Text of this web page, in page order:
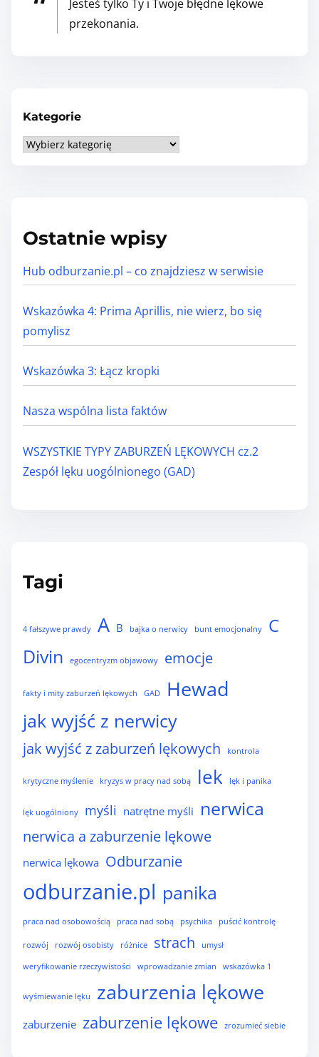
m
y
Jesteś tylko Ty i Twoje błędne lękowe
przekonania.
Kategorie
K
o
r
i
e
Ostatnie wpisy
Hub odburzanie.pl – co znajdziesz w serwisie
Wskazówka 4: Prima Aprillis, nie wierz, bo się
pomylisz
Wskazówka 3: Łącz kropki
Nasza wspólna lista faktów
WSZYSTKIE TYPY ZABURZEŃ LĘKOWYCH cz.2
Zespół lęku uogólnionego (GAD)
Tagi
4 fałszywe prawdy A B bajka o nerwicy bunt emocjonalny C
Divin egocentryzm objawowy emocje
fakty i mity zaburzeń lękowych GAD Hewad
jak wyjść z nerwicy
jak wyjść z zaburzeń lękowych kontrola
krytyczne myślenie kryzys w pracy nad sobą lek lęk i panika
lęk uogólniony myśli natrętne myśli nerwica
nerwica a zaburzenie lękowe
nerwica lękowa Odburzanie
odburzanie.pl panika
praca nad osobowością praca nad sobą psychika puścić kontrolę
rozwój rozwój osobisty różnice strach umysł
weryfikowanie rzeczywistości wprowadzanie zmian wskazówka 1
wyśmiewanie lęku zaburzenia lękowe
zaburzenie zaburzenie lękowe zrozumieć siebie